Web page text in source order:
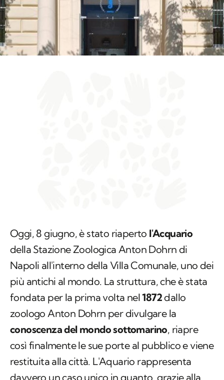
Oggi, 8 giugno, è stato riaperto l'Acquario
della Stazione Zoologica Anton Dohrn di
Napoli all'interno della Villa Comunale, uno dei
più antichi al mondo. La struttura, che è stata
fondata per la prima volta nel1872dallo
zoologo Anton Dohrn per divulgare la
conoscenza del mondo sottomarino, riapre
così finalmente le sue porte al pubblico e viene
restituita alla città. L'Aquario rappresenta
davvero un caso unico in quanto, grazie alla